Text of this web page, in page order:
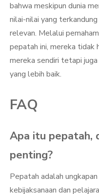
bahwa meskipun dunia
nilai-nilai yang
relevan. Melalui
pepatah ini, mereka tidak
mereka sendiri tetapi
yang lebih baik.
FAQ
Apa itu pepatah,
penting?
Pepatah adalah
kebijaksanaan dan